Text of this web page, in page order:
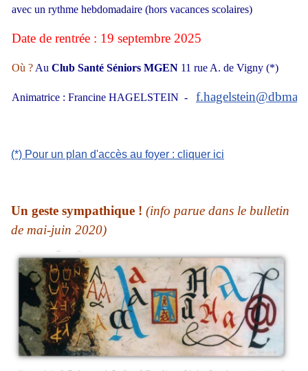
avec un rythme hebdomadaire (hors vacances scolaires)
Date de rentrée : 19 septembre 2025
Où ? Au Club Santé Séniors MGEN 11 rue A. de Vigny (*)
Animatrice : Francine HAGELSTEIN -
(*) Pour un plan d'accès au foyer : cliquer ici
Un geste sympathique ! (info parue dans le bulletin
de mai-juin 2020)